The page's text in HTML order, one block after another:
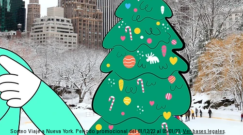
Sorteo Viaje a Nueva York. Periodo promocional del 01/12/22 al 05/01/23.Ver bases legales.